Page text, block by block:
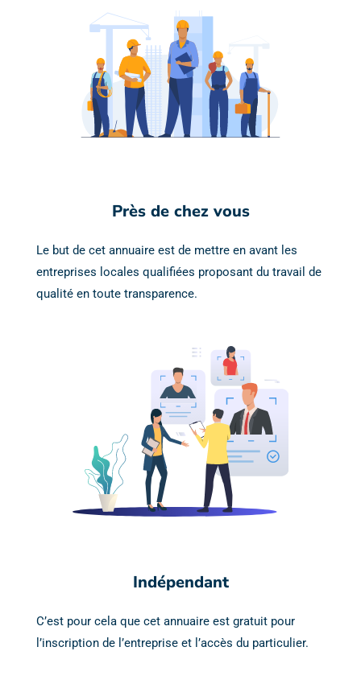
Près de chez vous
Le but de cet annuaire est de mettre en avant les
entreprises locales qualifiées proposant du travail de
qualité en toute transparence.
Indépendant
C’est pour cela que cet annuaire est gratuit pour
l’inscription de l’entreprise et l’accès du particulier.